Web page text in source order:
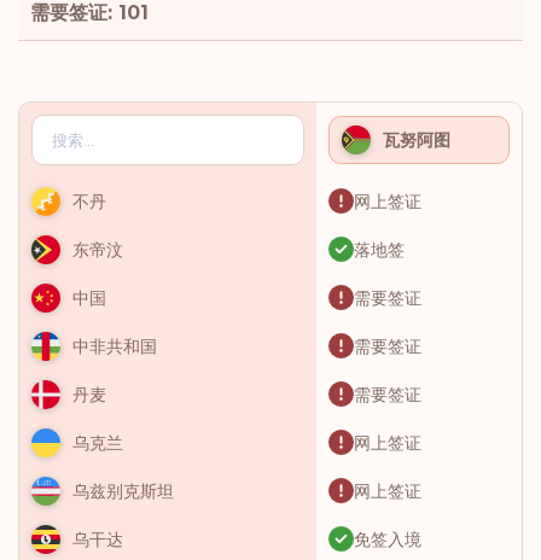
需要签证: 101
瓦努阿图
不丹 网上签证
东帝汶 落地签
中国 需要签证
中非共和国 需要签证
丹麦 需要签证
乌克兰 网上签证
乌兹别克斯坦 网上签证
乌干达 免签入境